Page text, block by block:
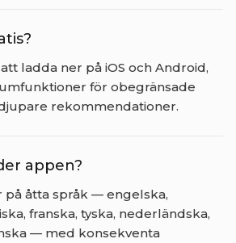
ladda ner på iOS och Android,
för obegränsade
rekommendationer.
appen?
på åtta språk — engelska,
franska, tyska, nederländska,
— med konsekventa